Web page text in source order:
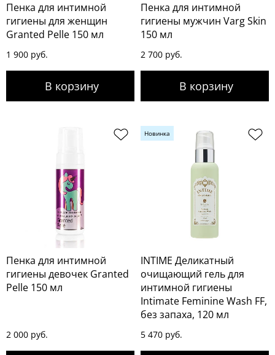
Пенка для интимной
гигиены для женщин
Granted Pelle 150 мл
1 900 руб.
Пенка для интимной
гигиены мужчин Varg Skin
150 мл
2 700 руб.
Пенка для интимной
гигиены девочек Granted
Pelle 150 мл
2 000 руб.
Новинка
INTIME Деликатный
очищающий гель для
интимной гигиены
Intimate Feminine Wash FF,
без запаха, 120 мл
5 470 руб.